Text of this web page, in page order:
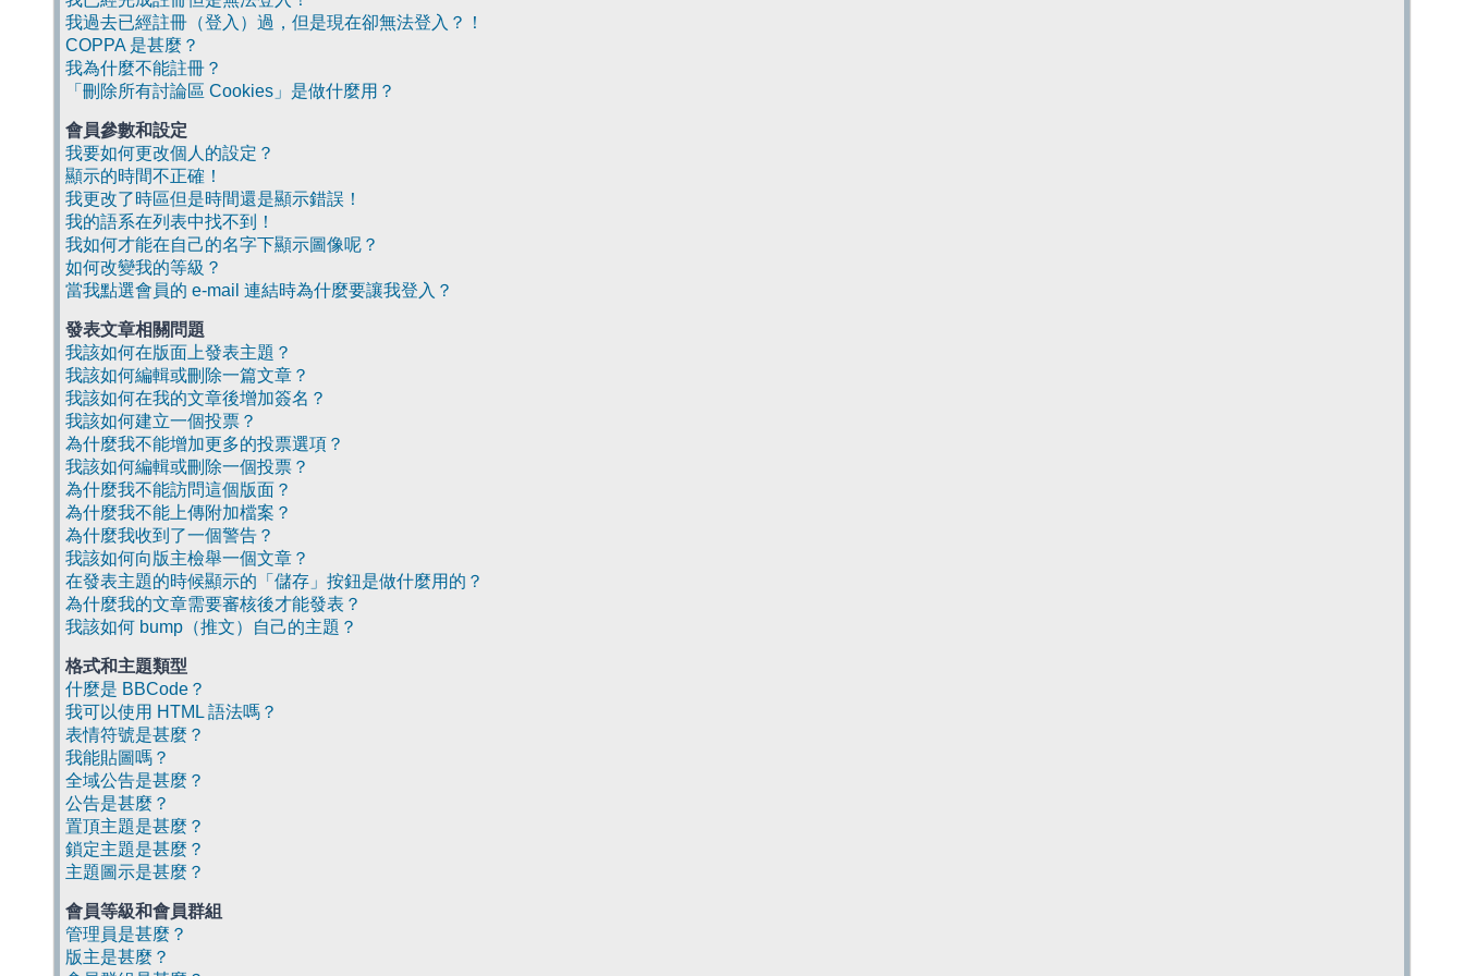
我過去已經註冊（登入）過，但是現在卻無法登入？！
COPPA 是甚麼？
我為什麼不能註冊？
「刪除所有討論區 Cookies」是做什麼用？
會員參數和設定
我要如何更改個人的設定？
顯示的時間不正確！
我更改了時區但是時間還是顯示錯誤！
我的語系在列表中找不到！
我如何才能在自己的名字下顯示圖像呢？
如何改變我的等級？
當我點選會員的 e-mail 連結時為什麼要讓我登入？
發表文章相關問題
我該如何在版面上發表主題？
我該如何編輯或刪除一篇文章？
我該如何在我的文章後增加簽名？
我該如何建立一個投票？
為什麼我不能增加更多的投票選項？
我該如何編輯或刪除一個投票？
為什麼我不能訪問這個版面？
為什麼我不能上傳附加檔案？
為什麼我收到了一個警告？
我該如何向版主檢舉一個文章？
在發表主題的時候顯示的「儲存」按鈕是做什麼用的？
為什麼我的文章需要審核後才能發表？
我該如何 bump（推文）自己的主題？
格式和主題類型
什麼是 BBCode？
我可以使用 HTML 語法嗎？
表情符號是甚麼？
我能貼圖嗎？
全域公告是甚麼？
公告是甚麼？
置頂主題是甚麼？
鎖定主題是甚麼？
主題圖示是甚麼？
會員等級和會員群組
管理員是甚麼？
版主是甚麼？